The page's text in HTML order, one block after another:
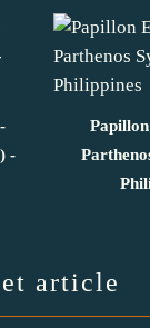
-
article